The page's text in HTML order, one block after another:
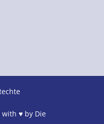
♥ by Die